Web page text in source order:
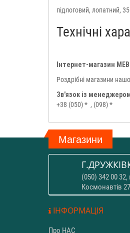
підлоговий, лопатний,
Технічні
Інтернет-магазин
Роздрібні магазини
Зв'язок із
+38 (050) * , (098) *
Магазини
(050) 342 00 32,
Космонавтів 27
ІНФОРМАЦІЯ
Про НАС